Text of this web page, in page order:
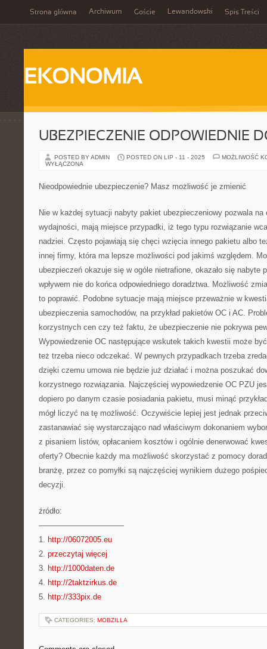
Strona główna Archiwum Goście Lewandowski Spis Treści
EKONOMIA
UBEZPIECZENIE ODPOWIEDNIE
POSTED BY ADMIN POSTED ON LIP - 11 - 2025
MOŻLIWOŚĆ
WYŁĄCZONA
Nieodpowiednie ubezpieczenie? Masz możliwość je zmienić
Nie w każdej sytuacji nabyty pakiet ubezpieczeniowy pozwala
wydajności, mają miejsce przypadki, iż tego typu rozwiązanie
nadziei. Często pojawiają się chęci wzięcia innego pakietu albo
innej firmy, która ma lepsze możliwości pod jakimś względem.
ubezpieczeń okazuje się w ogóle nietrafione, okazało się nabyte
wpływem nie do końca odpowiedniego doradztwa. Możliwość
to poprawić. Podobne sytuacje mają miejsce przeważnie w
ubezpieczenia samochodów, na przykład pakietów OC i AC.
korzystnych cen czy też faktu, że ubezpieczenie nie pokrywa
Wypowiedzenie OC następujące wskutek takich kwestii może
też trzeba nieco odczekać. W pewnych przypadkach trzeba
dzięki czemu umowa nie będzie już działać i można poszukać
korzystnego rozwiązania. Najczęściej wypowiedzenie OC PZU
dopiero po danym czasie posiadania pakietu, musi minąć
mógł liczyć na tę możliwość. Oczywiście lepiej jest jednak
zastanawiać się wystarczająco nad właściwym dokonaniem
z pisaniem listów, opłacaniem kosztów i ogólnie denerwować
oferty? Obecnie każdy ma możliwość skorzystać z pomocy
branżę, przez co pomyłki są najczęściej wynikiem dużego
decyzji.
źródło:
———————————
1. http://06072005.eu
2. przeczytaj więcej
3. http://1000daten.de
4. http://2taktzirkus.de
5. http://333pix.de
CATEGORIES: MOBZILLA